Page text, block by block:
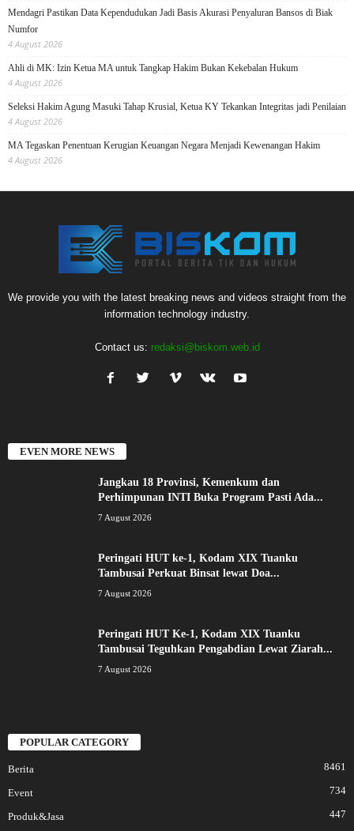
Mendagri Pastikan Data Kependudukan Jadi Basis Akurasi Penyaluran Bansos di Biak
Numfor
4 August 2026
Ahli di MK: Izin Ketua MA untuk Tangkap Hakim Bukan Kekebalan Hukum
4 August 2026
Seleksi Hakim Agung Masuki Tahap Krusial, Ketua KY Tekankan Integritas jadi Penilaian
4 August 2026
MA Tegaskan Penentuan Kerugian Keuangan Negara Menjadi Kewenangan Hakim
4 August 2026
We provide you with the latest breaking news and videos straight from the
information technology industry.
Contact us: redaksi@biskom.web.id
EVEN MORE NEWS
Jangkau 18 Provinsi, Kemenkum dan
Perhimpunan INTI Buka Program Pasti Ada...
7 August 2026
Peringati HUT ke-1, Kodam XIX Tuanku
Tambusai Perkuat Binsat lewat Doa...
7 August 2026
Peringati HUT Ke-1, Kodam XIX Tuanku
Tambusai Teguhkan Pengabdian Lewat Ziarah...
7 August 2026
POPULAR CATEGORY
Berita 8461
Event 734
Produk&Jasa 447